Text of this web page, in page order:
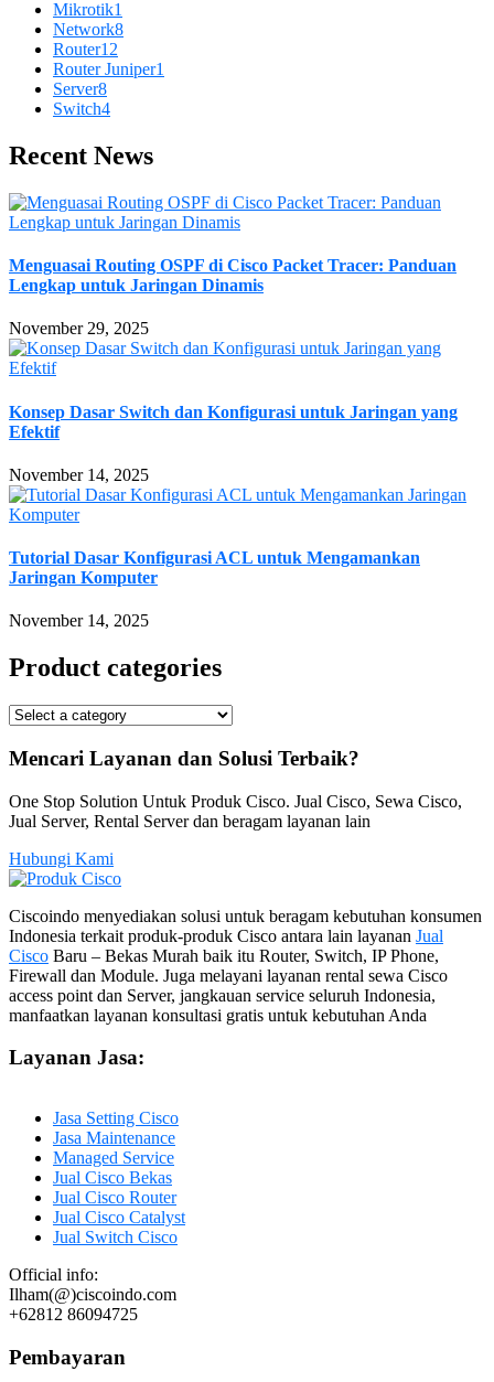
Mikrotik1
Network8
Router12
Router Juniper1
Server8
Switch4
Recent News
Menguasai Routing OSPF di Cisco Packet Tracer: Panduan
Lengkap untuk Jaringan Dinamis
November 29, 2025
Konsep Dasar Switch dan Konfigurasi untuk Jaringan yang
Efektif
November 14, 2025
Tutorial Dasar Konfigurasi ACL untuk Mengamankan
Jaringan Komputer
November 14, 2025
Product categories
Mencari Layanan dan Solusi Terbaik?
One Stop Solution Untuk Produk Cisco. Jual Cisco, Sewa Cisco,
Jual Server, Rental Server dan beragam layanan lain
Hubungi Kami
Ciscoindo menyediakan solusi untuk beragam kebutuhan konsumen
Indonesia terkait produk-produk Cisco antara lain layanan Jual
Cisco Baru – Bekas Murah baik itu Router, Switch, IP Phone,
Firewall dan Module. Juga melayani layanan rental sewa Cisco
access point dan Server, jangkauan service seluruh Indonesia,
manfaatkan layanan konsultasi gratis untuk kebutuhan Anda
Layanan Jasa:
Jasa Setting Cisco
Jasa Maintenance
Managed Service
Jual Cisco Bekas
Jual Cisco Router
Jual Cisco Catalyst
Jual Switch Cisco
Official info:
Ilham(@)ciscoindo.com
+62812 86094725
Pembayaran